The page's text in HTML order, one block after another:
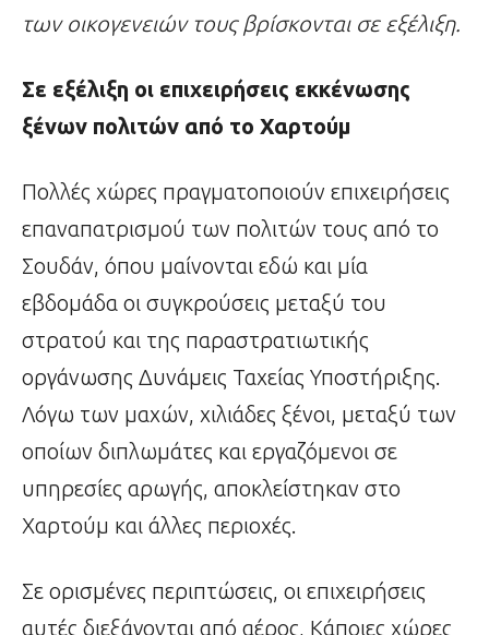
των οικογενειών τους βρίσκονται σε εξέλιξη.
Σε εξέλιξη οι επιχειρήσεις εκκένωσης
ξένων πολιτών από το Χαρτούμ
Πολλές χώρες πραγματοποιούν επιχειρήσεις
επαναπατρισμού των πολιτών τους από το
Σουδάν, όπου μαίνονται εδώ και μία
εβδομάδα οι συγκρούσεις μεταξύ του
στρατού και της παραστρατιωτικής
οργάνωσης Δυνάμεις Ταχείας Υποστήριξης.
Λόγω των μαχών, χιλιάδες ξένοι, μεταξύ των
οποίων διπλωμάτες και εργαζόμενοι σε
υπηρεσίες αρωγής, αποκλείστηκαν στο
Χαρτούμ και άλλες περιοχές.
Σε ορισμένες περιπτώσεις, οι επιχειρήσεις
αυτές διεξάγονται από αέρος, Κάποιες χώρες